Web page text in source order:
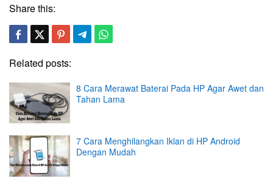
Share this:
Related posts:
8 Cara Merawat Baterai Pada HP Agar Awet dan
Tahan Lama
7 Cara Menghilangkan Iklan di HP Android
Dengan Mudah